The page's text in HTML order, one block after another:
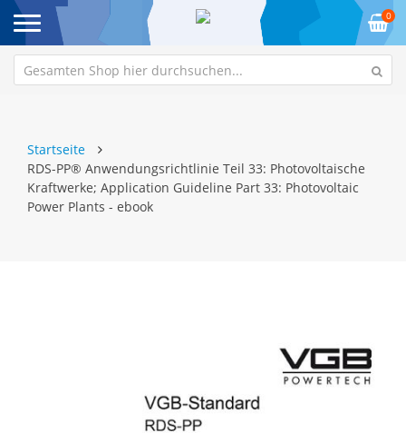
0
Startseite
RDS-PP® Anwendungsrichtlinie Teil 33: Photovoltaische
Kraftwerke; Application Guideline Part 33: Photovoltaic
Power Plants - ebook